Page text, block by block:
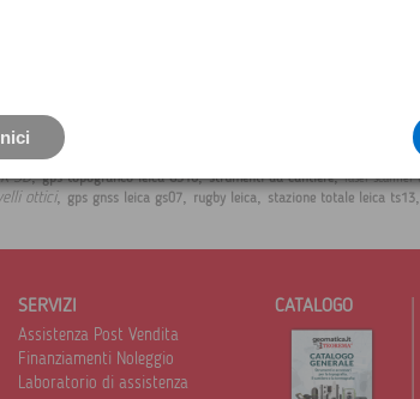
3D,gps topografico leica GS16,strumenti da cantiere,laser scanner
ottici, gps gnss leica gs07, rugby leica, stazione totale leica ts13,
SERVIZI
Assistenza Post Vendita
Finanziamenti Noleggio
Laboratorio di assistenza
CATALOGO